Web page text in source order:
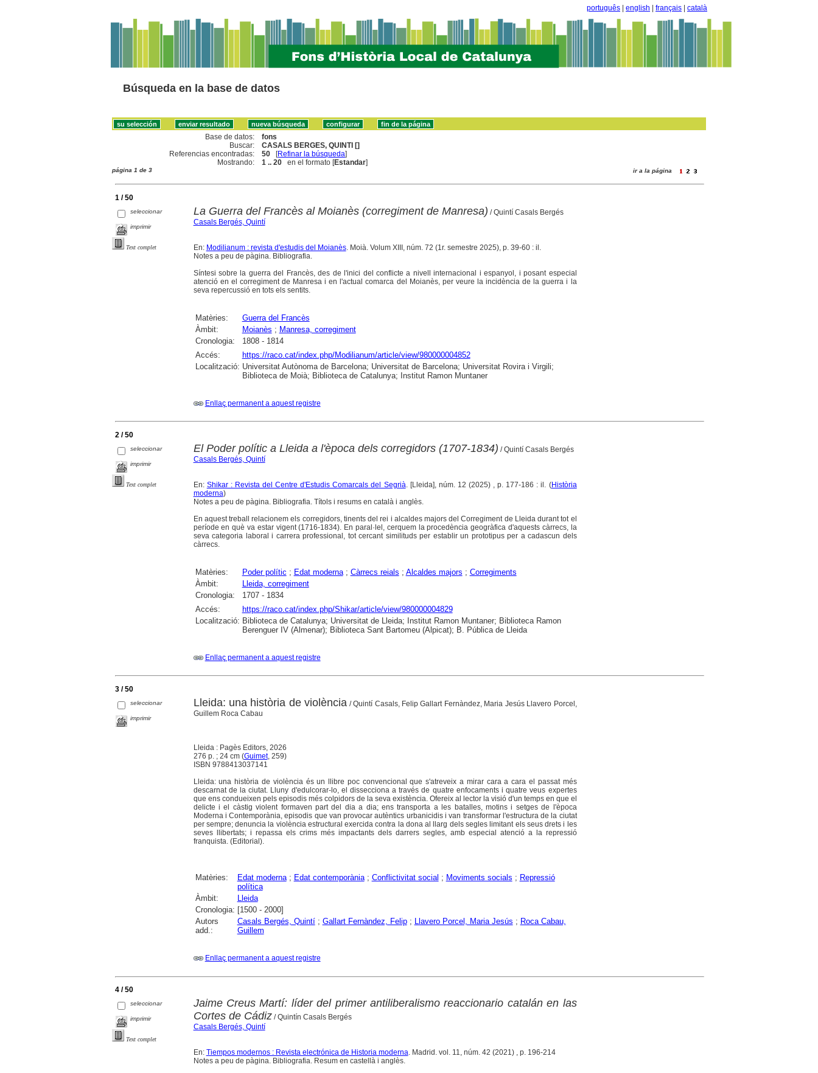
português english français català
Búsqueda en la base de datos
Base de datos:
fons
Buscar:
CASALS BERGES, QUINTI []
Referencias encontradas:
50 [Refinar la búsqueda]
Mostrando:
1 .. 20 en el formato [Estandar]
página 1 de 3 ir a la página
1 / 50
seleccionar
imprimir
Text complet
La Guerra del Francès al Moianès (corregiment de Manresa) / Quintí Casals Bergés
Casals Bergés, Quintí
En: Modilianum : revista d'estudis del Moianès. Moià. Volum XIII, núm. 72 (1r. semestre 2025), p. 39-60 : il.
Notes a peu de pàgina. Bibliografia.
Síntesi sobre la guerra del Francès, des de l'inici del conflicte a nivell internacional i espanyol, i posant especial
atenció en el corregiment de Manresa i en l'actual comarca del Moianès, per veure la incidència de la guerra i la
seva repercussió en tots els sentits.
Matèries:
Guerra del Francès
Àmbit:
Moianès ; Manresa, corregiment
Cronologia:
1808 - 1814
Accés:
https://raco.cat/index.php/Modilianum/article/view/980000004852
Localització: Universitat Autònoma de Barcelona; Universitat de Barcelona; Universitat Rovira i Virgili;
Biblioteca de Moià; Biblioteca de Catalunya; Institut Ramon Muntaner
Enllaç permanent a aquest registre
2 / 50
seleccionar
imprimir
Text complet
El Poder polític a Lleida a l'època dels corregidors (1707-1834) / Quintí Casals Bergés
Casals Bergés, Quintí
En: Shikar : Revista del Centre d'Estudis Comarcals del Segrià. [Lleida], núm. 12 (2025) , p. 177-186 : il. (Història
moderna)
Notes a peu de pàgina. Bibliografia. Títols i resums en català i anglès.
En aquest treball relacionem els corregidors, tinents del rei i alcaldes majors del Corregiment de Lleida durant tot el
període en què va estar vigent (1716-1834). En paral·lel, cerquem la procedència geogràfica d'aquests càrrecs, la
seva categoria laboral i carrera professional, tot cercant similituds per establir un prototipus per a cadascun dels
càrrecs.
Matèries: Poder polític ; Edat moderna; Càrrecs reials ; Alcaldes majors ; Corregiments
Àmbit:
Lleida, corregiment
Cronologia:
1707 - 1834
Accés:
https://raco.cat/index.php/Shikar/article/view/980000004829
Localització: Biblioteca de Catalunya; Universitat de Lleida; Institut Ramon Muntaner; Biblioteca Ramon
Berenguer IV (Almenar); Biblioteca Sant Bartomeu (Alpicat); B. Pública de Lleida
Enllaç permanent a aquest registre
3 / 50
seleccionar
imprimir
Lleida: una història de violència / Quintí Casals, Felip Gallart Fernàndez, Maria Jesús Llavero Porcel,
Guillem Roca Cabau
Lleida : Pagès Editors, 2026
276 p. ; 24 cm (Guimet, 259)
ISBN 9788413037141
Lleida: una història de violència és un llibre poc convencional que s'atreveix a mirar cara a cara el passat més
descarnat de la ciutat. Lluny d'edulcorar-lo, el dissecciona a través de quatre enfocaments i quatre veus expertes
que ens condueixen pels episodis més colpidors de la seva existència. Ofereix al lector la visió d'un temps en que el
delicte i el càstig violent formaven part del dia a dia; ens transporta a les batalles, motins i setges de l'època
Moderna i Contemporània, episodis que van provocar autèntics urbanicidis i van transformar l'estructura de la ciutat
per sempre; denuncia la violència estructural exercida contra la dona al llarg dels segles limitant els seus drets i les
seves llibertats; i repassa els crims més impactants dels darrers segles, amb especial atenció a la repressió
franquista. (Editorial).
Matèries: Edat moderna; Edat contemporània; Conflictivitat social ; Moviments socials ; Repressió
política
Àmbit:
Lleida
Cronologia: [1500 - 2000]
Autors
add.:
Casals Bergés, Quintí; Gallart Fernàndez, Felip; Llavero Porcel, Maria Jesús ; Roca Cabau,
Guillem
Enllaç permanent a aquest registre
4 / 50
seleccionar
imprimir
Text complet
Jaime Creus Martí: líder del primer antiliberalismo reaccionario catalán en las
Cortes de Cádiz/ Quintín Casals Bergés
Casals Bergés, Quintí
En: Tiempos modernos : Revista electrónica de Historia moderna. Madrid. vol. 11, núm. 42 (2021) , p. 196-214
Notes a peu de pàgina. Bibliografia. Resum en castellà i anglès.